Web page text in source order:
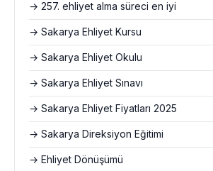
→ 257. ehliyet alma süreci en iyi
→ Sakarya Ehliyet Kursu
→ Sakarya Ehliyet Okulu
→ Sakarya Ehliyet Sınavı
→ Sakarya Ehliyet Fiyatları 2025
→ Sakarya Direksiyon Eğitimi
→ Ehliyet Dönüşümü